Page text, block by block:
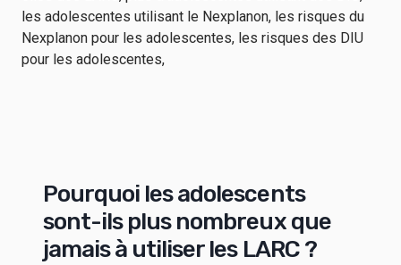
Pourquoi les adolescents
sont-ils plus nombreux que
jamais à utiliser les LARC ?